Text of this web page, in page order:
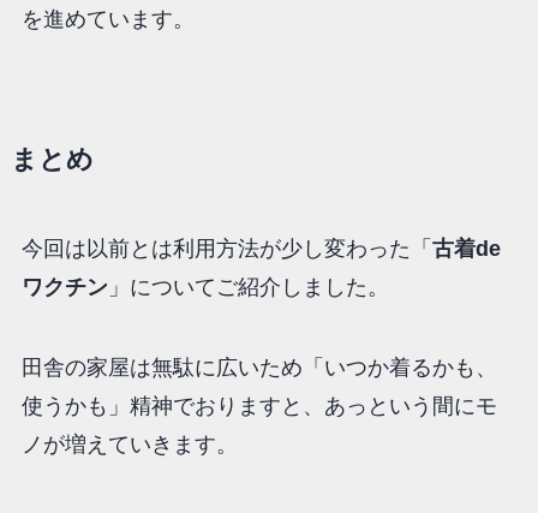
を進めています。
まとめ
今回は以前とは利用方法が少し変わった「 古着de
ワクチン」についてご紹介しました。
田舎の家屋は無駄に広いため「いつか着るかも、
使うかも」精神でおりますと、あっという間にモ
ノが増えていきます。